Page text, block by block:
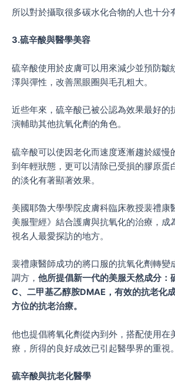
所以對於攝取很多碳水化合物的人也十分
3.硫辛酸與醫學美容
硫辛酸使用於皮膚可以用來減少並預防皺
澤與彈性，改善黑眼圈與毛孔粗大。
近些年來，硫辛酸已被公認為效果最好的
演輔助其他抗氧化劑的角色。
硫辛酸可以使因老化而速度逐漸趨於緩慢
到年輕狀態，更可以清除已受損的膠原蛋
的淡化有著顯著效果。
美國耶魯大學學院皮膚科臨床教授裴禮康
美服聖經》結合護膚與抗氧化的治療，成
視名人最愛探訪的地方。
裴禮康醫師成功的將口服的抗氧化劑轉變
調方， 他所提倡新一代的美服天然成分：
C、二甲基乙醇胺DMAE，有效的抗老化
方位的抗老治療。
他也提倡將氧化劑從內到外，搭配使用在
療，所得的良好成效已引起醫學界的重視。
硫辛酸與抗老化醫學